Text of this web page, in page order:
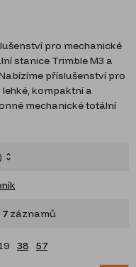
pro mechanické
stanice Trimble M3 a
příslušenství pro
kompaktní a
mechanické totální
7záznamů
38 57